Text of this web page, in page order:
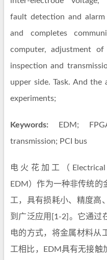
fault detection and
and completes
computer, adjustment
inspection and
upper side. Task. And
experiments;
Keywords: EDM;
transmission; PCI bus
电火花加工（Electrical
EDM）作为一种非传统的
工，具有损耗小、精度高
到广泛应用[1-2]。它通过
电的方式，将金属材料从
工相比，EDM具有无接触